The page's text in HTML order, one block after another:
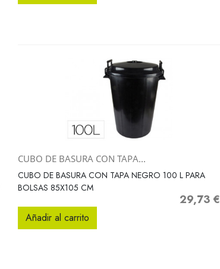
 Vista rápida
CUBO DE BASURA CON TAPA...
CUBO DE BASURA CON TAPA NEGRO 100 L PARA
BOLSAS 85X105 CM
Precio
29,73 €
Añadir al carrito